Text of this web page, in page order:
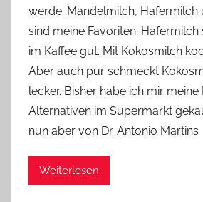
n
e
werde. Mandelmilch, Hafermilch
sind meine Favoriten.
im Kaffee gut. Mit Kokosmilch
Aber auch pur schmeckt
lecker. Bisher habe ich mir meine
Alternativen im Supermarkt
nun aber von Dr. Antonio Martins
Weiterlesen